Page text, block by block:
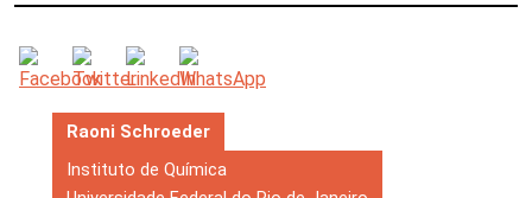
Raoni Schroeder
Instituto de Química